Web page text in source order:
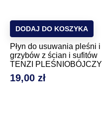
Płyn do usuwania pleśni i
grzybów z ścian i sufitów
TENZI PLEŚNIOBÓJCZY
Cena
19,00 zł
DODAJ DO KOSZYKA